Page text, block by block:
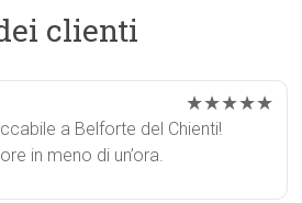
clienti
★★★★★
a Belforte del Chienti!
in meno di un’ora.